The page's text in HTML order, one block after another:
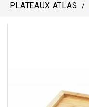
PLATEAUX ATLAS